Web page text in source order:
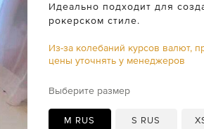
Идеально подходит для
рокерском стиле.
Из-за колебаний курсов валют,
цены уточнять у менеджеров
Выберите размер
M RUS S RUS